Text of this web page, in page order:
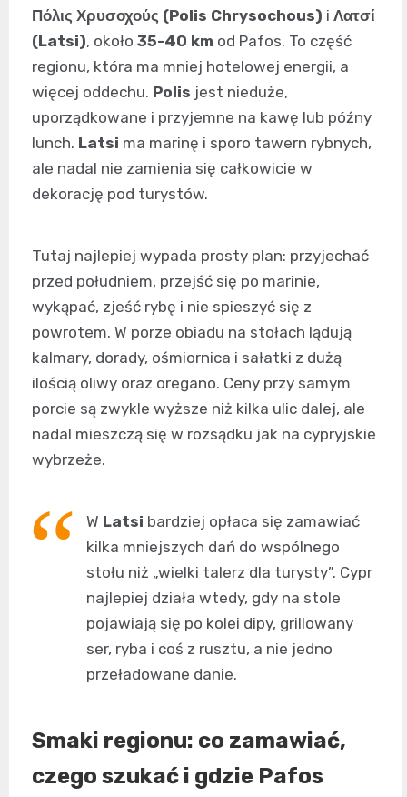
Πόλις Χρυσοχούς (Polis Chrysochous) i Λατσί
(Latsi), około 35-40 km od Pafos. To część
regionu, która ma mniej hotelowej energii, a
więcej oddechu. Polis jest nieduże,
uporządkowane i przyjemne na kawę lub późny
lunch. Latsi ma marinę i sporo tawern rybnych,
ale nadal nie zamienia się całkowicie w
dekorację pod turystów.
Tutaj najlepiej wypada prosty plan: przyjechać
przed południem, przejść się po marinie,
wykąpać, zjeść rybę i nie spieszyć się z
powrotem. W porze obiadu na stołach lądują
kalmary, dorady, ośmiornica i sałatki z dużą
ilością oliwy oraz oregano. Ceny przy samym
porcie są zwykle wyższe niż kilka ulic dalej, ale
nadal mieszczą się w rozsądku jak na cypryjskie
wybrzeże.
W Latsi bardziej opłaca się zamawiać
kilka mniejszych dań do wspólnego
stołu niż „wielki talerz dla turysty”. Cypr
najlepiej działa wtedy, gdy na stole
pojawiają się po kolei dipy, grillowany
ser, ryba i coś z rusztu, a nie jedno
przeładowane danie.
Smaki regionu: co zamawiać,
czego szukać i gdzie Pafos